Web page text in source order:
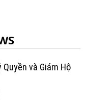
Quyền và Giám Hộ